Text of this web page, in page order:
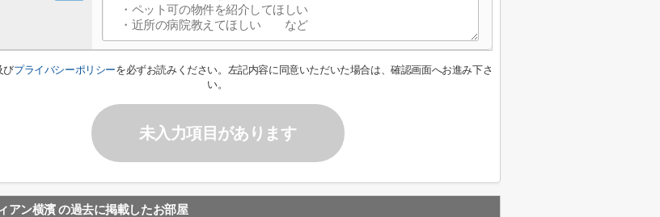
びプライバシーポリシーを必ずお読みください。左記内容に同意いただいた場合は、確認画面へお進み下さ
い。
未入力項目があります
アン横濱の過去に掲載したお部屋